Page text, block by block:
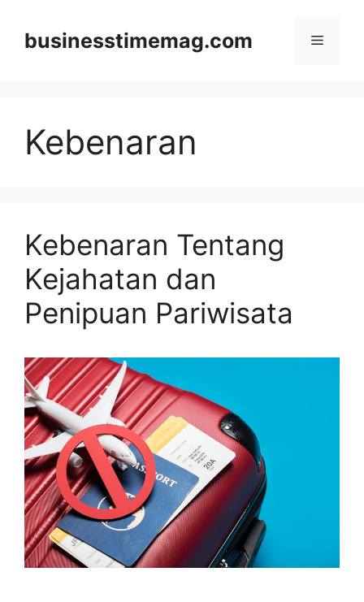
contentbusinesstimemag.com Menu
Kebenaran
Kebenaran Tentang
Kejahatan dan
Penipuan Pariwisata